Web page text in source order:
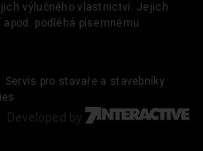
výlučného vlastnictví. Jejich
podléhá písemnému
Servis pro stavaře a stavebníky
Developed by